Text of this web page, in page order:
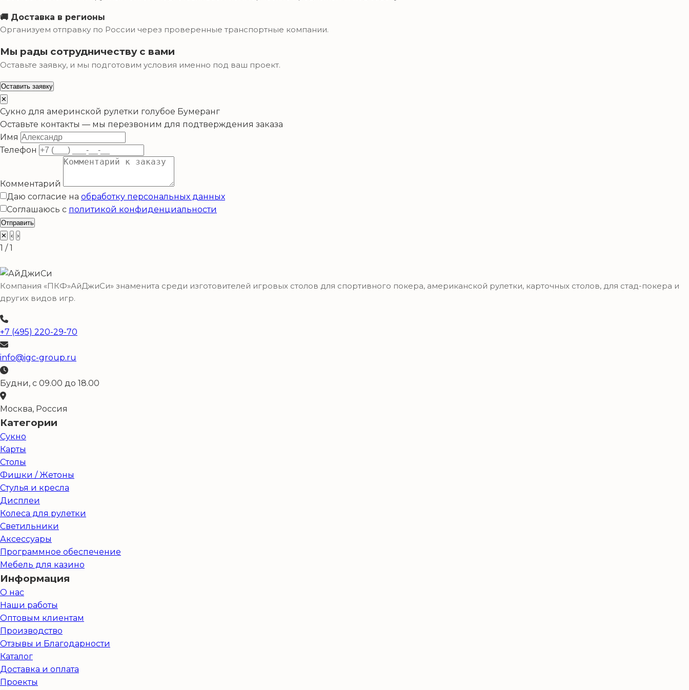
🚚 Доставка в регионы
Организуем отправку по России через проверенные транспортные компании.
Мы рады сотрудничеству с вами
Оставьте заявку, и мы подготовим условия именно под ваш проект.
Оставить заявку
✕
Сукно для америнской рулетки голубое Бумеранг
Оставьте контакты — мы перезвоним для подтверждения заказа
Имя
Телефон
Комментарий
Даю согласие на обработку персональных данных
Соглашаюсь с политикой конфиденциальности
Отправить
✕
‹ ›
1 / 1
Компания «ПКФ»АйДжиСи» знаменита среди изготовителей игровых столов для спортивного покера, американской рулетки, карточных столов, для стад-покера и
других видов игр.
+7 (495) 220-29-70
info@igc-group.ru
Будни, с 09.00 до 18.00
Москва, Россия
Категории
Сукно
Карты
Столы
Фишки / Жетоны
Стулья и кресла
Дисплеи
Колеса для рулетки
Светильники
Аксессуары
Программное обеспечение
Мебель для казино
Информация
О нас
Наши работы
Оптовым клиентам
Производство
Отзывы и Благодарности
Каталог
Доставка и оплата
Проекты